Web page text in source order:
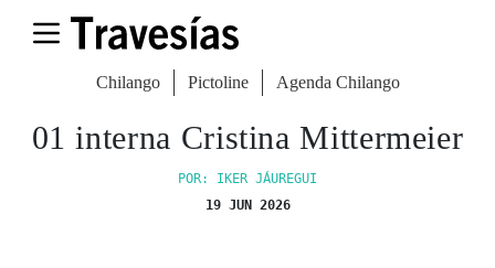
Chilango Pictoline Agenda Chilango
01 interna Cristina Mittermeier
POR: IKER JÁUREGUI
19 JUN 2026